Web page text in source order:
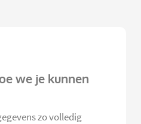
we je kunnen
zo volledig